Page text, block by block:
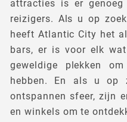
attracties is er
reizigers. Als u op
heeft Atlantic City het
bars, er is voor elk
geweldige plekken
hebben. En als u op
ontspannen sfeer, zijn
en winkels om te